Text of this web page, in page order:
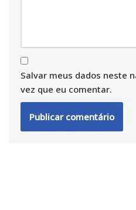
Salvar meus dados neste
vez que eu comentar.